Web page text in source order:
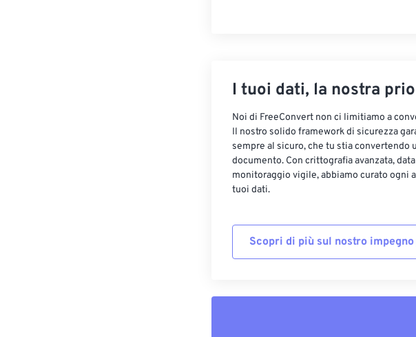
I tuoi dati, la nostra
Noi di FreeConvert non ci limitiamo a
Il nostro solido framework di sicurezza
sempre al sicuro, che tu stia convertendo
documento. Con crittografia avanzata,
monitoraggio vigile, abbiamo curato ogni
tuoi dati.
Scopri di più sul nostro